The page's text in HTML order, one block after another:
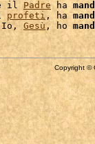
il Padre ha
profeti , ha
Gesù , ho
Copyright ©